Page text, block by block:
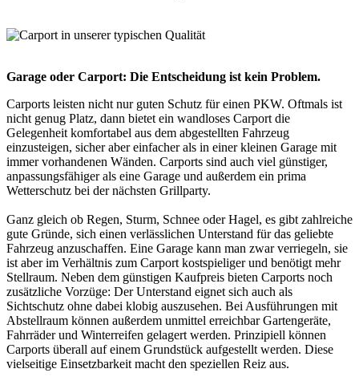
Garage oder Carport: Die Entscheidung ist kein Problem.
Carports leisten nicht nur guten Schutz für einen PKW. Oftmals ist
nicht genug Platz, dann bietet ein wandloses Carport die
Gelegenheit komfortabel aus dem abgestellten Fahrzeug
einzusteigen, sicher aber einfacher als in einer kleinen Garage mit
immer vorhandenen Wänden. Carports sind auch viel günstiger,
anpassungsfähiger als eine Garage und außerdem ein prima
Wetterschutz bei der nächsten Grillparty.
Ganz gleich ob Regen, Sturm, Schnee oder Hagel, es gibt zahlreiche
gute Gründe, sich einen verlässlichen Unterstand für das geliebte
Fahrzeug anzuschaffen. Eine Garage kann man zwar verriegeln, sie
ist aber im Verhältnis zum Carport kostspieliger und benötigt mehr
Stellraum. Neben dem günstigen Kaufpreis bieten Carports noch
zusätzliche Vorzüge: Der Unterstand eignet sich auch als
Sichtschutz ohne dabei klobig auszusehen. Bei Ausführungen mit
Abstellraum können außerdem unmittel erreichbar Gartengeräte,
Fahrräder und Winterreifen gelagert werden. Prinzipiell können
Carports überall auf einem Grundstück aufgestellt werden. Diese
vielseitige Einsetzbarkeit macht den speziellen Reiz aus.